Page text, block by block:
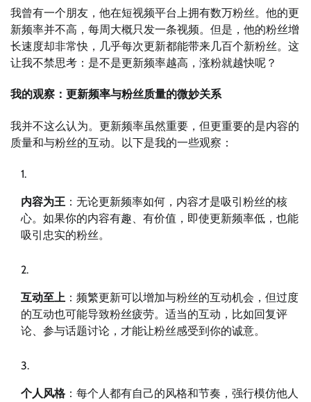
我曾有一个朋友，他在短视频平台上拥有数万粉丝。他的更
新频率并不高，每周大概只发一条视频。但是，他的粉丝增
长速度却非常快，几乎每次更新都能带来几百个新粉丝。这
让我不禁思考：是不是更新频率越高，涨粉就越快呢？
我的观察：更新频率与粉丝质量的微妙关系
我并不这么认为。更新频率虽然重要，但更重要的是内容的
质量和与粉丝的互动。以下是我的一些观察：
内容为王 ：无论更新频率如何，内容才是吸引粉丝的核
心。如果你的内容有趣、有价值，即使更新频率低，也能
吸引忠实的粉丝。
互动至上 ：频繁更新可以增加与粉丝的互动机会，但过度
的互动也可能导致粉丝疲劳。适当的互动，比如回复评
论、参与话题讨论，才能让粉丝感受到你的诚意。
个人风格：每个人都有自己的风格和节奏，强行模仿他人